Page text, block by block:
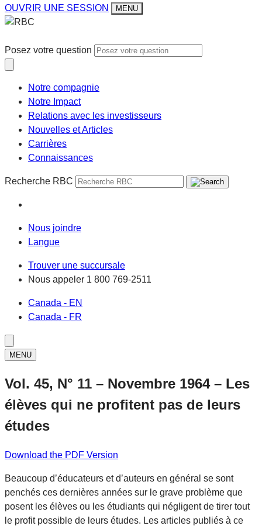
OUVRIR UNE SESSION MENU
Posez votre question
Notre compagnie
Notre Impact
Relations avec les investisseurs
Nouvelles et Articles
Carrières
Connaissances
Recherche RBC
Nous joindre
Langue
Trouver une succursale
Nous appeler 1 800 769-2511
Canada - EN
Canada - FR
MENU
Vol. 45, N° 11 – Novembre 1964 – Les
élèves qui ne profitent pas de leurs
études
Download the PDF Version
Beaucoup d’éducateurs et d’auteurs en général se sont
penchés ces dernières années sur le grave problème que
posent les élèves ou les étudiants qui négligent de tirer tout
le profit possible de leurs études. Les articles publiés à ce